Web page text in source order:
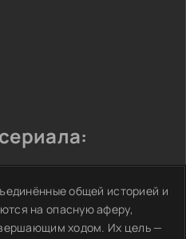
общей историей и
на опасную аферу,
ходом. Их цель —